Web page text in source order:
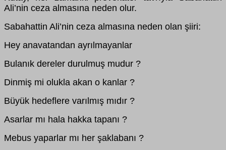
Ali’nin ceza almasına neden olur.
Sabahattin Ali’nin ceza almasına neden olan şiiri:
Hey anavatandan ayrılmayanlar
Bulanık dereler durulmuş mudur ?
Dinmiş mi olukla akan o kanlar ?
Büyük hedeflere varılmış mıdır ?
Asarlar mı hala hakka tapanı ?
Mebus yaparlar mı her şaklabanı ?